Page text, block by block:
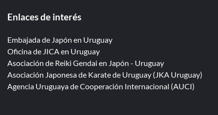
Enlaces de interés
Embajada de Japón en Uruguay
Oficina de JICA en Uruguay
Asociación de Reiki Gendai en Japón - Uruguay
Asociación Japonesa de Karate de Uruguay (JKA Uruguay)
Agencia Uruguaya de Cooperación Internacional (AUCI)